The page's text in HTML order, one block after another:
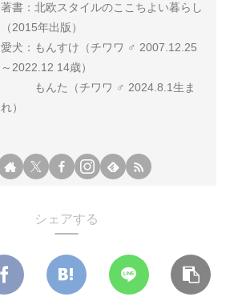
著書：北欧スタイルのここちよい暮らし
（2015年出版）
愛犬：もんすけ（チワワ ♂ 2007.12.25
～2022.12 14歳）
もんた（チワワ ♂ 2024.8.1生ま
れ）
シェアする